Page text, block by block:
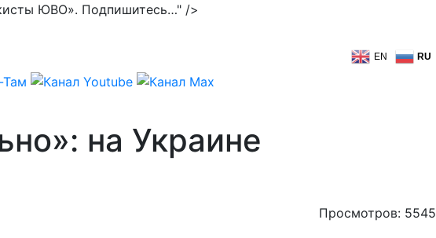
ЮВО». Подпишитесь…" />
EN RU
на Украине
Просмотров: 5545